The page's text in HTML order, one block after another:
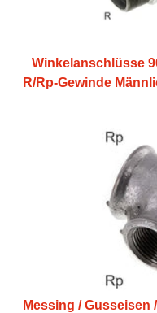
Winkelanschlüsse
R/Rp-Gewinde
Messing / Gusseisen